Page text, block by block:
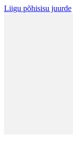
Liigu põhisisu juurde